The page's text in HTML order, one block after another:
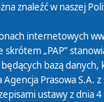
Publicznego
osobowych
znaleźć w naszej
internetowych
skrótem „PAP”
bazą
Agencja Prasowa S.A.
ustawy z dnia